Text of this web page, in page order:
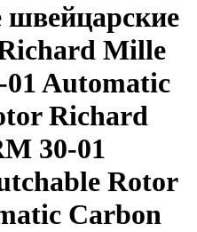
Mille
01 Automatic
Richard
30-01
Rotor
Carbon